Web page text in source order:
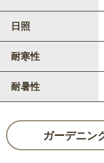
日照
耐寒性
耐暑性
ガーデニン